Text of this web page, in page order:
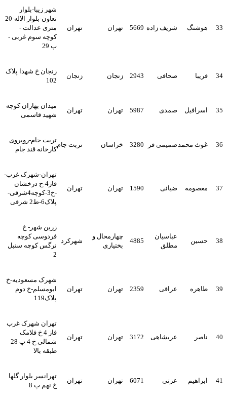
33 هوشنگ شریف زاده 5669 تهران تهران
شهر زیبا-بلوار
تعاون-بلوار الاله-20
متری عدالت -
کوچه سوم غربی -
پ 29
34 فریبا صحافی 2943 زنجان زنجان
زنجان خ شهدا پلاک
102
35 اسرافیل صمدی 5987 تهران تهران
میدان بهاران کوچه
شهید قاسمی
36 غوث محمد صمیمی فر 3280 خراسان تربت جام
تربت جام-روبروی
کارخانه قند جام
37 معصومه ضیائی 1590 تهران تهران
تهران-شهرک غرب-
فاز4-خ درخشان
-خ3-کوچه4شرقی-
پلاک6-ط2 شرقی
38 حسین
عباسیان
مطلق
4885
چهارمحال و
بختیاری
شهرکرد
زرین شهر- خ
فردوسی کوچه
نرگس کوچه سنبل
2
39 طاهره عراقی 2359 تهران تهران
شهرک مسعودیه-خ
ابومسلم-خ دوم
پلاک119
40 ناصر عربشاهی 3172 تهران تهران
تهران شهرک غرب
فاز 4 خ فلامک
شمالی خ 4 پ 28
طبقه بالا
41 ابراهیم عزتی 6071 تهران تهران
تهرانسر بلوار گلها
خ نهم پ 8